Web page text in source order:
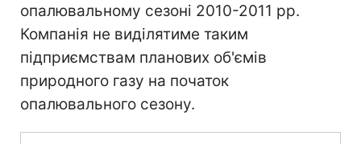
опалювальному сезоні 2010-2011 рр.
Компанія не виділятиме таким
підприємствам планових об'ємів
природного газу на початок
опалювального сезону.